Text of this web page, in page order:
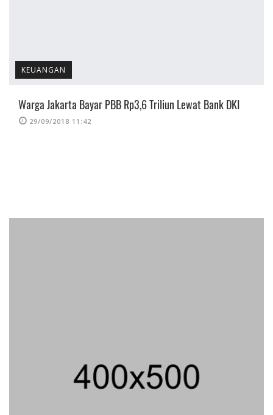
KEUANGAN
Warga Jakarta Bayar PBB Rp3,6 Triliun Lewat Bank DKI
29/09/2018 11:42